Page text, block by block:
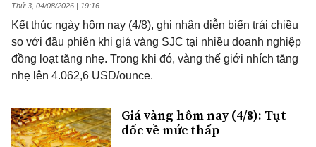
Thứ 3, 04/08/2026 | 19:16
Kết thúc ngày hôm nay (4/8), ghi nhận diễn biến trái chiều
so với đầu phiên khi giá vàng SJC tại nhiều doanh nghiệp
đồng loạt tăng nhẹ. Trong khi đó, vàng thế giới nhích tăng
nhẹ lên 4.062,6 USD/ounce.
Giá vàng hôm nay (4/8): Tụt
dốc về mức thấp